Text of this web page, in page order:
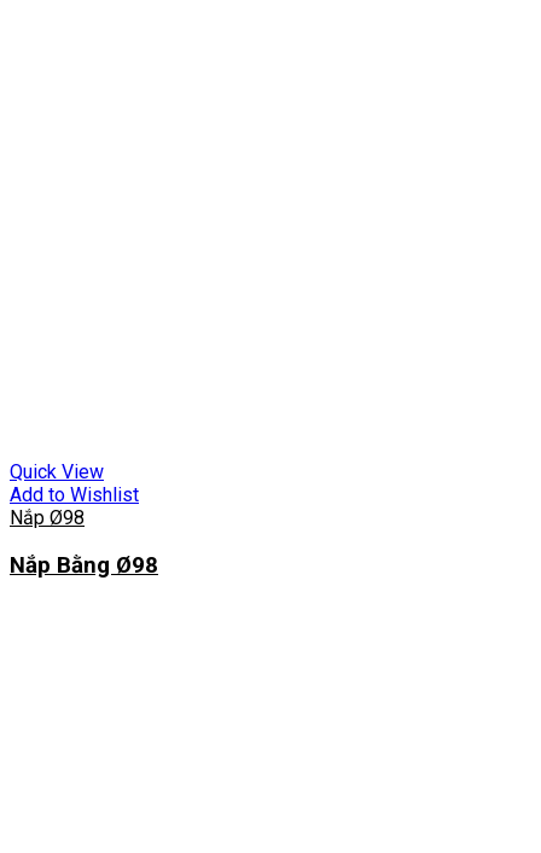
Quick View
Add to Wishlist
Nắp Ø98
Nắp Bằng Ø98